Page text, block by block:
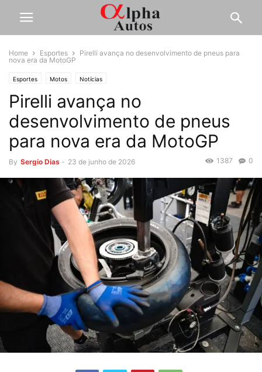
Home Esportes
Pirelli avança no desenvolvimento de pneus para
nova era da MotoGP
Esportes Motos Notícias
Pirelli avança no
desenvolvimento de pneus
para nova era da MotoGP
By Sergio Dias - 23 de junho de 2026 0
1387